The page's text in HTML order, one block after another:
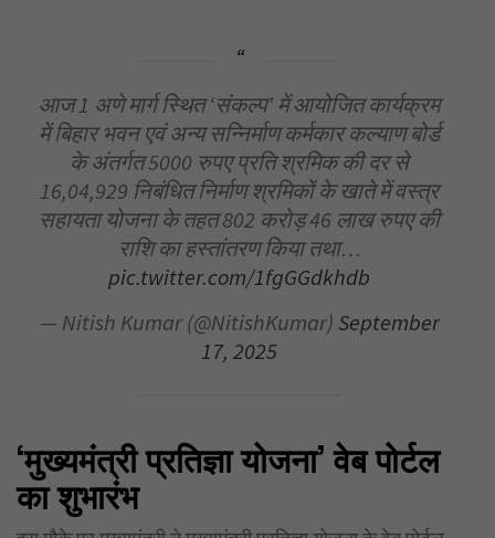
आज 1 अणे मार्ग स्थित ‘संकल्प’ में आयोजित कार्यक्रम
में बिहार भवन एवं अन्य सन्निर्माण कर्मकार कल्याण बोर्ड
के अंतर्गत 5000 रुपए प्रति श्रमिक की दर से
16,04,929 निबंधित निर्माण श्रमिकों के खाते में वस्त्र
सहायता योजना के तहत 802 करोड़ 46 लाख रुपए की
राशि का हस्तांतरण किया तथा…
pic.twitter.com/1fgGGdkhdb
— Nitish Kumar (@NitishKumar)September
17, 2025
‘मुख्यमंत्री प्रतिज्ञा योजना’ वेब पोर्टल
का शुभारंभ